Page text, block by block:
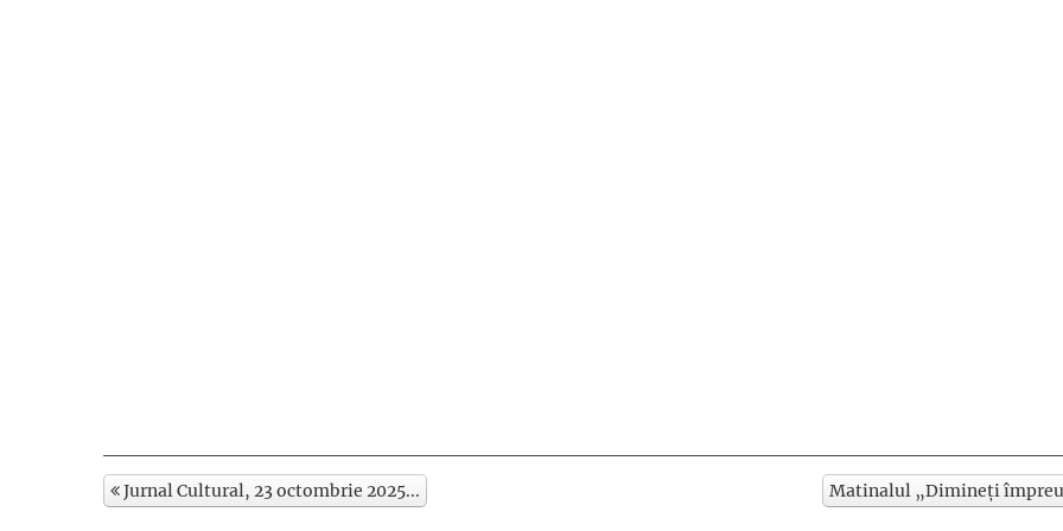
Jurnal Cultural, 23 octombrie 2025... Matinalul „Dimineți